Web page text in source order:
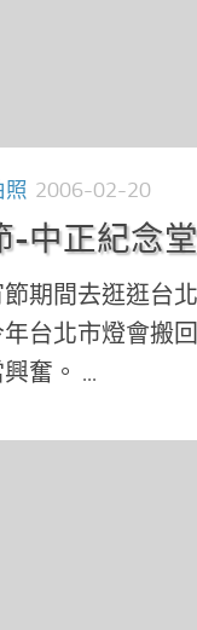
照 2006-02-20
-中正紀念
期間去逛逛台
台北市燈會搬
奮。 ...